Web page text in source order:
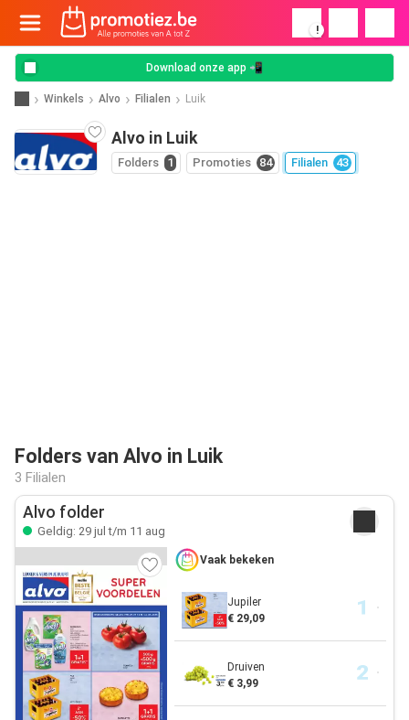
!
Download onze app 📲
Winkels Alvo Filialen Luik
Alvo in Luik
Folders 1 Promoties 84 Filialen 43
Folders van Alvo in Luik
3 Filialen
Alvo folder
Geldig: 29 jul t/m 11 aug
Vaak bekeken
Jupiler
€ 29,09
Druiven
€ 3,99